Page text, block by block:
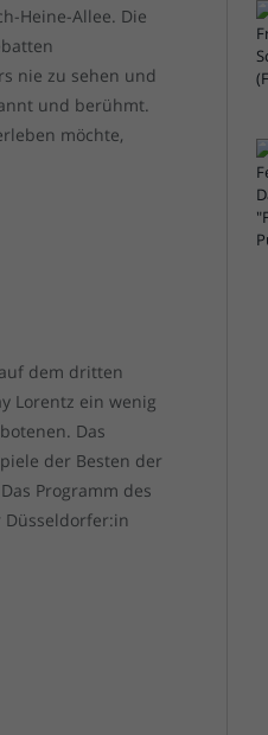
Heine-Allee. Die
nie zu sehen und
und berühmt.
möchte,
dem dritten
Lorentz ein wenig
Das
der Besten der
Programm des
Düsseldorfer:in